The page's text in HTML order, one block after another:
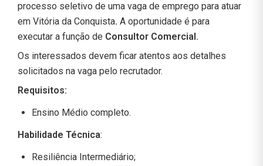
processo seletivo de uma vaga de emprego para atuar
em Vitória da Conquista. A oportunidade é para
executar a função de Consultor Comercial.
Os interessados devem ficar atentos aos detalhes
solicitados na vaga pelo recrutador.
Requisitos:
Ensino Médio completo.
Habilidade Técnica:
Resiliência Intermediário;